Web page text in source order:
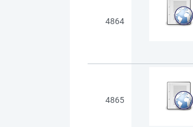
4864
4865